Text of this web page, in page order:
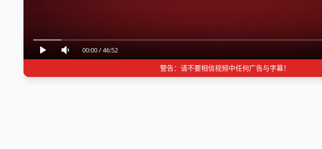
00:00/46:52
警告：请不要相信视频中任何广告与字幕！